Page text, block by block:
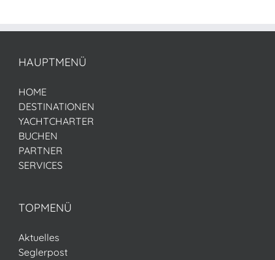
HAUPTMENÜ
HOME
DESTINATIONEN
YACHTCHARTER
BUCHEN
PARTNER
SERVICES
TOPMENÜ
Aktuelles
Seglerpost